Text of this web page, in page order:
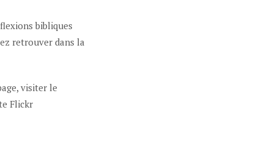
bibliques
retrouver dans la
visiter le
Flickr